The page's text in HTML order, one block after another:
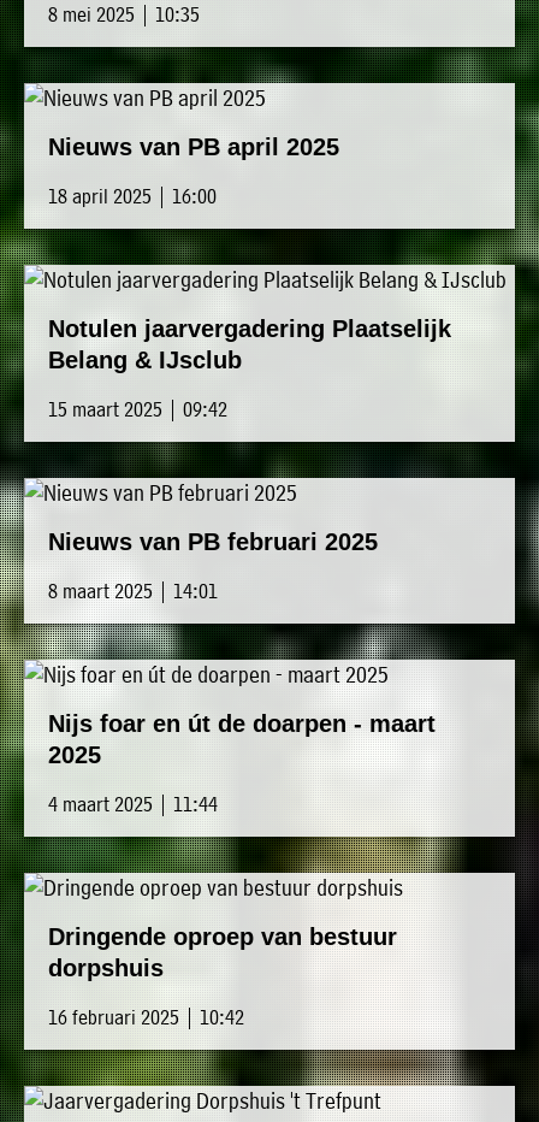
8 mei 2025 | 10:35
Nieuws van PB april 2025
18 april 2025 | 16:00
Notulen jaarvergadering Plaatselijk
Belang & IJsclub
15 maart 2025 | 09:42
Nieuws van PB februari 2025
8 maart 2025 | 14:01
Nijs foar en út de doarpen - maart
2025
4 maart 2025 | 11:44
Dringende oproep van bestuur
dorpshuis
16 februari 2025 | 10:42